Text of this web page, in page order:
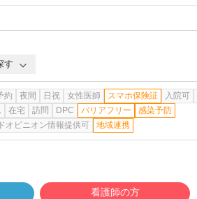
す
約 夜間 日祝 女性医師 スマホ保険証 入院可
在宅 訪問 DPC バリアフリー
感染予防
オピニオン情報提供可 地域連携
看護師の方